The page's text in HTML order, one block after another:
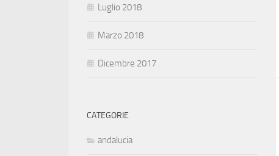
Luglio 2018
Marzo 2018
Dicembre 2017
CATEGORIE
andalucia